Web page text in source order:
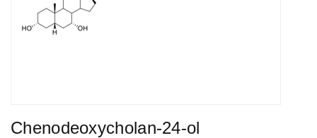
Chenodeoxycholan-24-ol